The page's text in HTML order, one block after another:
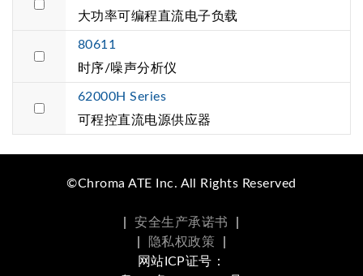
大功率可编程直流电子负载
80611
时序/噪声分析仪
62000H Series
可程控直流电源供应器
©Chroma ATE Inc. All Rights Reserved
安全生产承诺书
隐私权政策
网站ICP证号：